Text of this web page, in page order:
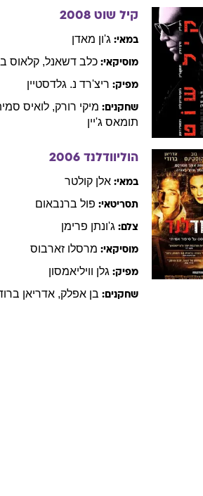
קיל שוט 2008
במאי: ג'ון מאדן
מוסיקאי: כלב דשאנל, קלאוס
מפיק: ריצ'רד נ. גלדסטיין
שחקנים: מיקי רורק, לואיס
תומאס ג'יין
הוליוודלנד 2006
במאי: אלן קולטר
תסריטאי: פול ברנבאום
צלם: ג'ונתן פרימן
מוסיקאי: מרסלו זארבוס
מפיק: גלן וויליאמסון
שחקנים: בן אפלק, אדריאן